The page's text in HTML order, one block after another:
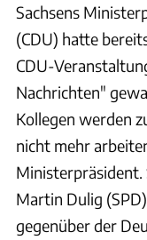
Sachsens
(CDU) hatte
CDU-
Nachrichten"
Kollegen werden
nicht mehr
Martin Dulig
gegenüber der